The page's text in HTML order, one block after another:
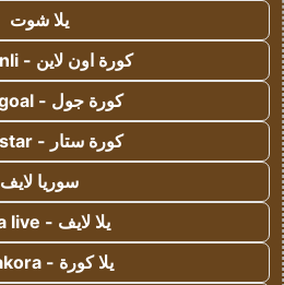
يلا شوت
كورة اون لاين - kora onli
كورة جول - kora goal
كورة ستار - kora star
سوريا لايف
يلا لايف - yalla live
يلا كورة - yallakora